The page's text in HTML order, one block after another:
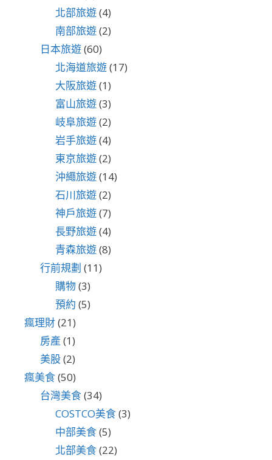
北部旅遊(4)
南部旅遊(2)
日本旅遊(60)
北海道旅遊(17)
大阪旅遊(1)
富山旅遊(3)
岐阜旅遊(2)
岩手旅遊(4)
東京旅遊(2)
沖繩旅遊(14)
石川旅遊(2)
神戶旅遊(7)
長野旅遊(4)
青森旅遊(8)
行前規劃 (11)
購物(3)
預約 (5)
瘋理財(21)
房產 (1)
美股(2)
瘋美食(50)
台灣美食(34)
COSTCO美食(3)
中部美食(5)
北部美食(22)